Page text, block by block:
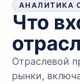
АНАЛИТИКА
Что
Отраслевой
рынки,